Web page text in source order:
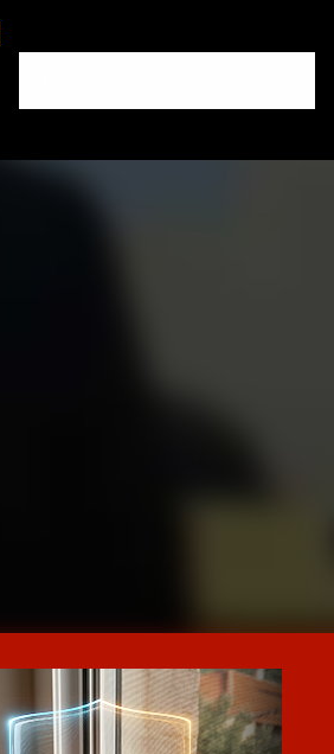
τριάρι